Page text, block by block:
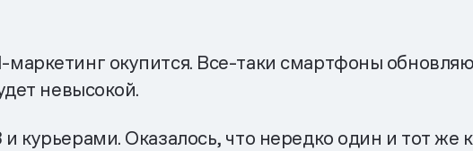
окупится. Все-таки смартфоны
невысокой.
курьерами. Оказалось, что нередко один и тот же